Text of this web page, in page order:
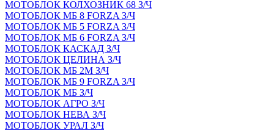
МОТОБЛОК КОЛХОЗНИК 68 З/Ч
МОТОБЛОК МБ 8 FORZA З/Ч
МОТОБЛОК МБ 5 FORZA З/Ч
МОТОБЛОК МБ 6 FORZA З/Ч
МОТОБЛОК КАСКАД З/Ч
МОТОБЛОК ЦЕЛИНА З/Ч
МОТОБЛОК МБ 2М З/Ч
МОТОБЛОК МБ 9 FORZA З/Ч
МОТОБЛОК МБ З/Ч
МОТОБЛОК АГРО З/Ч
МОТОБЛОК НЕВА З/Ч
МОТОБЛОК УРАЛ З/Ч